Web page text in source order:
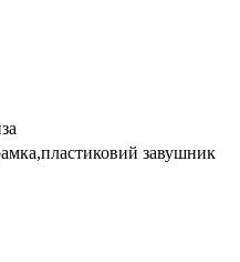
завушник